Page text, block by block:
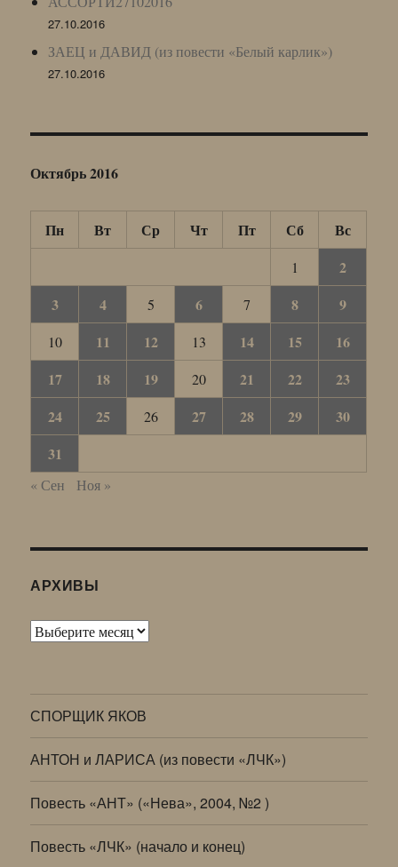
27.10.2016
ЗАЕЦ и ДАВИД (из повести «Белый карлик»)
27.10.2016
Октябрь 2016
Пн Вт Ср Чт Пт Сб Вс
1
2
3
4 5 6 7 8 9
10 11 12 13 14 15
16
17
18 19 20 21 22
23
24
25 26 27 28 29
30
31
« Сен Ноя »
АРХИВЫ
Архивы
СПОРЩИК ЯКОВ
АНТОН и ЛАРИСА (из повести «ЛЧК»)
Повесть «АНТ» («Нева», 2004, №2 )
Повесть «ЛЧК» (начало и конец)